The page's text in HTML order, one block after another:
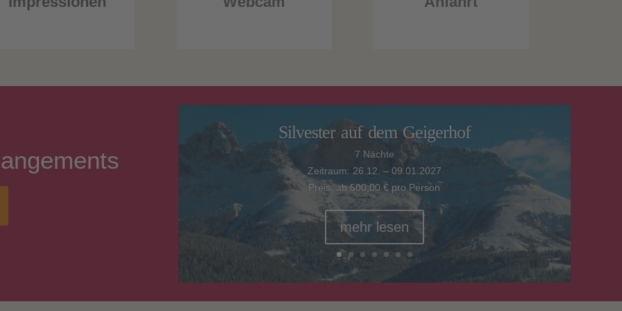
Silvester auf dem Geigerhof
7 Nächte
Zeitraum: 26.12. – 09.01.2027
Preis: ab 500,00 € pro Person
mehr lesen